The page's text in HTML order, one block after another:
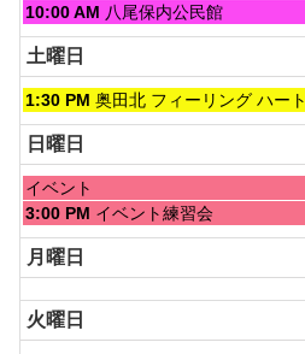
金
曜
日,
8
月
21st
2026
10:00 AM 八尾保内公民館
土曜日
土
曜
日,
8
月
22nd
2026
1:30 PM 奥田北 フィーリング ハート
日曜日
日
曜
日,
8
月
23rd
2026
イベント
日
曜
日,
8
月
23rd
2026
3:00 PM イベント練習会
月曜日
火曜日